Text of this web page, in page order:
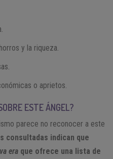
y la riqueza.
o aprietos.
ESTE ÁNGEL?
parece no reconocer a este
consultadas indican que
era que ofrece una lista de